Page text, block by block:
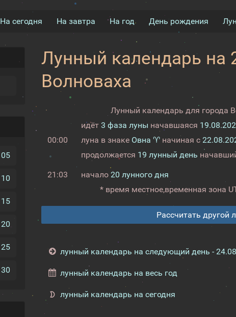
На сегодня На завтра На год День рождения
05
10
15
20
25
30
Лунный календарь на
Волноваха
Лунный календарь для города
00:00
идёт 3 фаза луны начавшаяся
луна в знаке Овна ♈начиная с
продолжается 19 лунный день
21:03 начало 20 лунного дня
* время местное,временная зона
Рассчитать другой
лунный календарь на следующий день -
лунный календарь на весь год
лунный календарь на сегодня